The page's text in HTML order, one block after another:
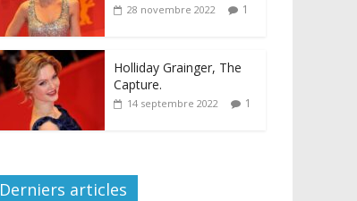
28 novembre 2022 1
Holliday Grainger, The
Capture.
14 septembre 2022 1
Derniers articles